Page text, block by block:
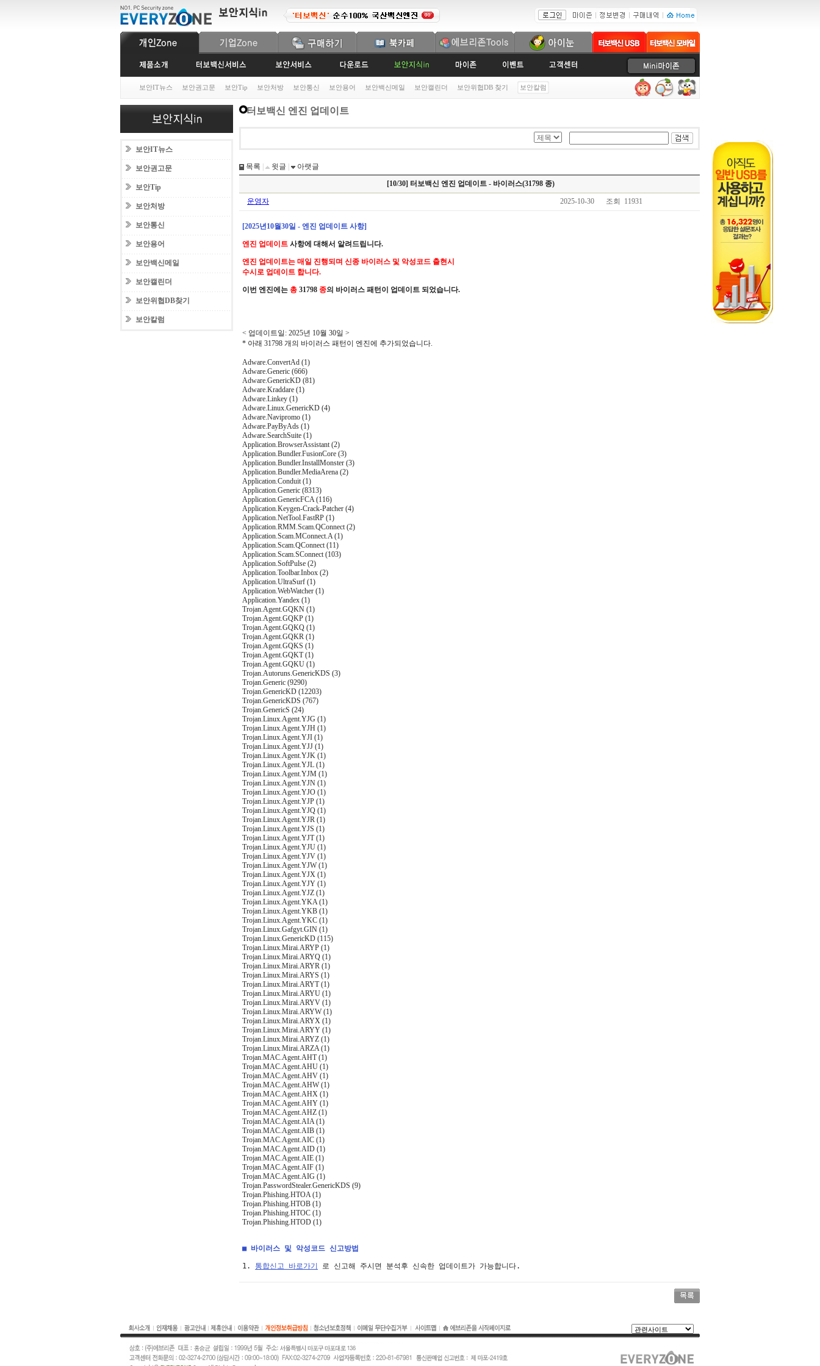
보안IT뉴스 보안권고문 보안Tip 보안처방 보안통신 보안용어 보안백신메일 보안캘린더 보안위협DB 찾기 보안칼럼
보안IT뉴스
보안권고문
보안Tip
보안처방
보안통신
보안용어
보안백신메일
보안캘린더
보안위협DB찾기
보안칼럼
터보백신 엔진 업데이트
목록 윗글
아랫글
[10/30] 터보백신 엔진 업데이트 - 바이러스(31798 종)
운영자 2025-10-30 조회 11931
[2025년10월30일 - 엔진 업데이트 사항]
엔진 업데이트 사항에 대해서 알려드립니다.
엔진 업데이트는 매일 진행되며 신종 바이러스 및 악성코드 출현시
수시로 업데이트 합니다.
이번 엔진에는 총 31798 종의 바이러스 패턴이 업데이트 되었습니다.
< 업데이트일: 2025년 10월 30일 >
* 아래 31798 개의 바이러스 패턴이 엔진에 추가되었습니다.
Adware.ConvertAd (1)
Adware.Generic (666)
Adware.GenericKD (81)
Adware.Kraddare (1)
Adware.Linkey (1)
Adware.Linux.GenericKD (4)
Adware.Navipromo (1)
Adware.PayByAds (1)
Adware.SearchSuite (1)
Application.BrowserAssistant (2)
Application.Bundler.FusionCore (3)
Application.Bundler.InstallMonster (3)
Application.Bundler.MediaArena (2)
Application.Conduit (1)
Application.Generic (8313)
Application.GenericFCA (116)
Application.Keygen-Crack-Patcher (4)
Application.NetTool.FastRP (1)
Application.RMM.Scam.QConnect (2)
Application.Scam.MConnect.A (1)
Application.Scam.QConnect (11)
Application.Scam.SConnect (103)
Application.SoftPulse (2)
Application.Toolbar.Inbox (2)
Application.UltraSurf (1)
Application.WebWatcher (1)
Application.Yandex (1)
Trojan.Agent.GQKN (1)
Trojan.Agent.GQKP (1)
Trojan.Agent.GQKQ (1)
Trojan.Agent.GQKR (1)
Trojan.Agent.GQKS (1)
Trojan.Agent.GQKT (1)
Trojan.Agent.GQKU (1)
Trojan.Autoruns.GenericKDS (3)
Trojan.Generic (9290)
Trojan.GenericKD (12203)
Trojan.GenericKDS (767)
Trojan.GenericS (24)
Trojan.Linux.Agent.YJG (1)
Trojan.Linux.Agent.YJH (1)
Trojan.Linux.Agent.YJI (1)
Trojan.Linux.Agent.YJJ (1)
Trojan.Linux.Agent.YJK (1)
Trojan.Linux.Agent.YJL (1)
Trojan.Linux.Agent.YJM (1)
Trojan.Linux.Agent.YJN (1)
Trojan.Linux.Agent.YJO (1)
Trojan.Linux.Agent.YJP (1)
Trojan.Linux.Agent.YJQ (1)
Trojan.Linux.Agent.YJR (1)
Trojan.Linux.Agent.YJS (1)
Trojan.Linux.Agent.YJT (1)
Trojan.Linux.Agent.YJU (1)
Trojan.Linux.Agent.YJV (1)
Trojan.Linux.Agent.YJW (1)
Trojan.Linux.Agent.YJX (1)
Trojan.Linux.Agent.YJY (1)
Trojan.Linux.Agent.YJZ (1)
Trojan.Linux.Agent.YKA (1)
Trojan.Linux.Agent.YKB (1)
Trojan.Linux.Agent.YKC (1)
Trojan.Linux.Gafgyt.GIN (1)
Trojan.Linux.GenericKD (115)
Trojan.Linux.Mirai.ARYP (1)
Trojan.Linux.Mirai.ARYQ (1)
Trojan.Linux.Mirai.ARYR (1)
Trojan.Linux.Mirai.ARYS (1)
Trojan.Linux.Mirai.ARYT (1)
Trojan.Linux.Mirai.ARYU (1)
Trojan.Linux.Mirai.ARYV (1)
Trojan.Linux.Mirai.ARYW (1)
Trojan.Linux.Mirai.ARYX (1)
Trojan.Linux.Mirai.ARYY (1)
Trojan.Linux.Mirai.ARYZ (1)
Trojan.Linux.Mirai.ARZA (1)
Trojan.MAC.Agent.AHT (1)
Trojan.MAC.Agent.AHU (1)
Trojan.MAC.Agent.AHV (1)
Trojan.MAC.Agent.AHW (1)
Trojan.MAC.Agent.AHX (1)
Trojan.MAC.Agent.AHY (1)
Trojan.MAC.Agent.AHZ (1)
Trojan.MAC.Agent.AIA (1)
Trojan.MAC.Agent.AIB (1)
Trojan.MAC.Agent.AIC (1)
Trojan.MAC.Agent.AID (1)
Trojan.MAC.Agent.AIE (1)
Trojan.MAC.Agent.AIF (1)
Trojan.MAC.Agent.AIG (1)
Trojan.PasswordStealer.GenericKDS (9)
Trojan.Phishing.HTOA (1)
Trojan.Phishing.HTOB (1)
Trojan.Phishing.HTOC (1)
Trojan.Phishing.HTOD (1)
■ 바이러스 및 악성코드 신고방법
1. 통합신고 바로가기 로 신고해 주시면 분석후 신속한 업데이트가 가능합니다.